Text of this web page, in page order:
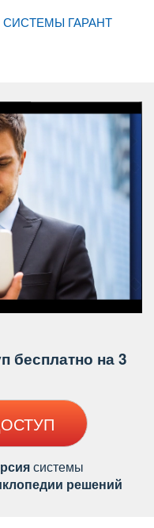
ГАРАНТ
бесплатно на 3
системы
решений